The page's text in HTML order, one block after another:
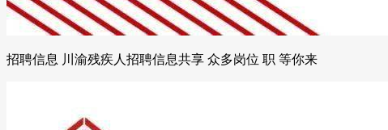
招聘信息 川渝残疾人招聘信息共享 众多岗位 职 等你来